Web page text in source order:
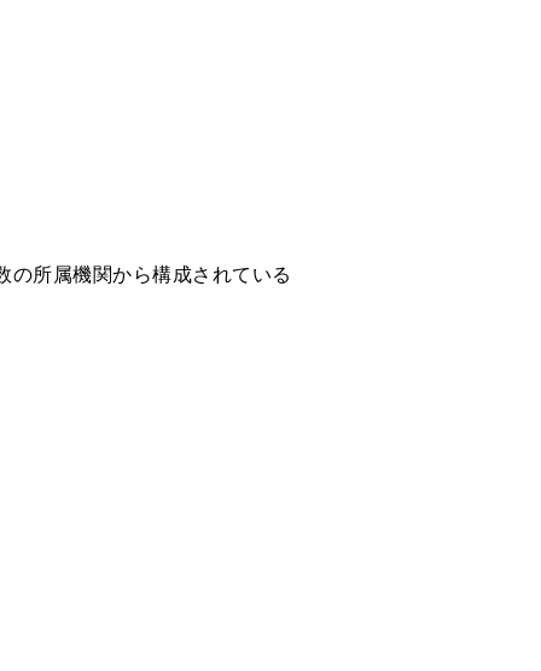
の所属機関から構成されている